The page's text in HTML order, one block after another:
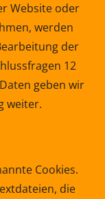
Website oder
werden
der
12
geben wir
weiter.
Cookies.
die